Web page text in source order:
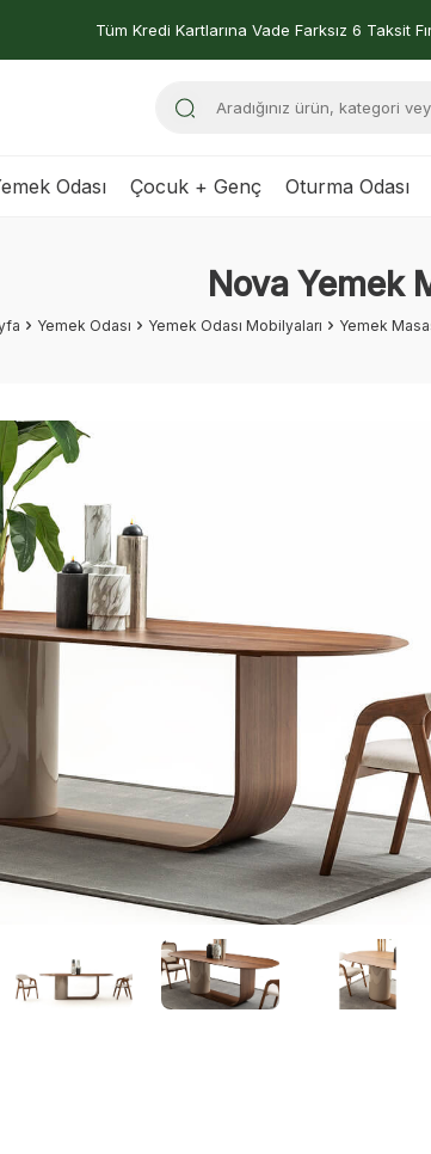
Tüm Kredi Kartlarına Vade Farksız 6 Taksit
Odası Çocuk + Genç Oturma Odası
Nova Yemek
Yemek Odası Yemek Odası Mobilyaları Yemek